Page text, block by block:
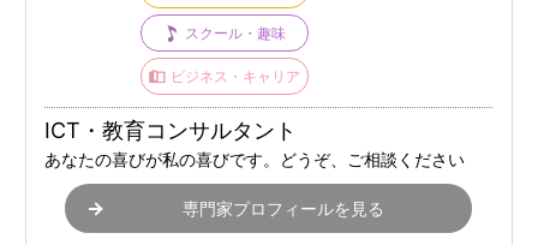
スクール・趣味
ビジネス・キャリア
ICT・教育コンサルタント
あなたの喜びが私の喜びです。どうぞ、ご相談ください
専門家プロフィールを見る